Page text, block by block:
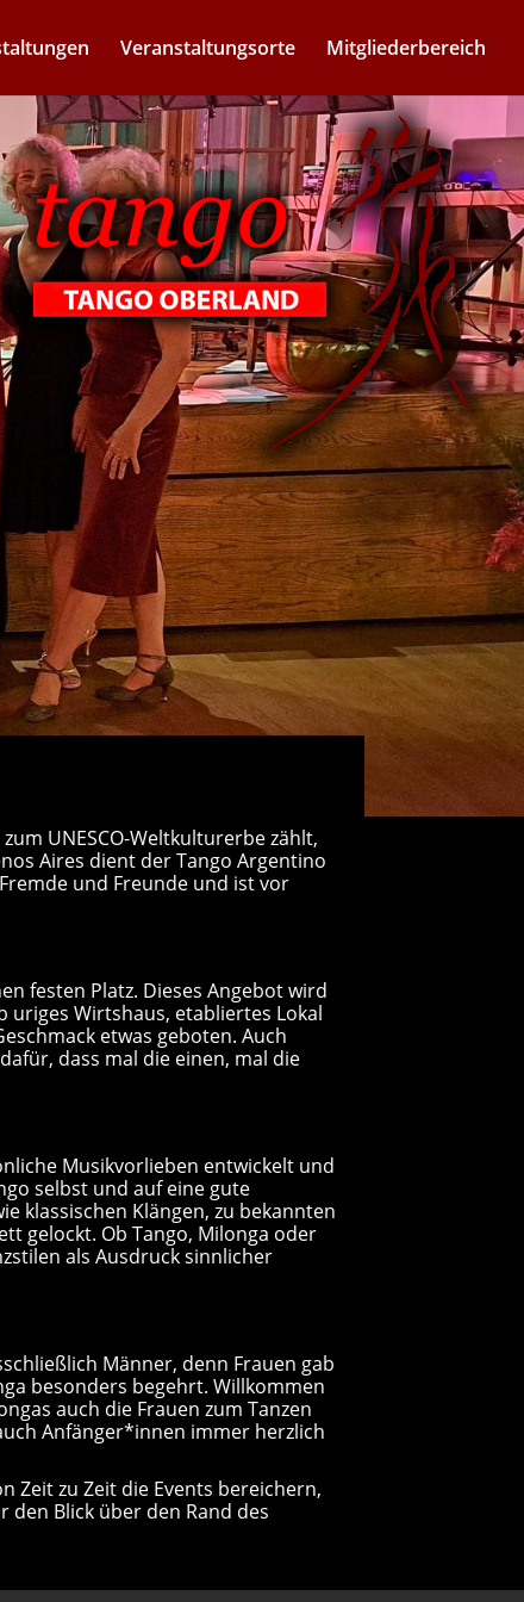
Veranstaltungsorte Mitgliederbereich
UNESCO-Weltkulturerbe zählt,
Aires dient der Tango Argentino
und Freunde und ist vor
festen Platz. Dieses Angebot wird
Wirtshaus, etabliertes Lokal
etwas geboten. Auch
dass mal die einen, mal die
Musikvorlieben entwickelt und
selbst und auf eine gute
klassischen Klängen, zu bekannten
gelockt. Ob Tango, Milonga oder
als Ausdruck sinnlicher
Männer, denn Frauen gab
besonders begehrt. Willkommen
auch die Frauen zum Tanzen
Anfänger*innen immer herzlich
Zeit zu Zeit die Events bereichern,
Blick über den Rand des